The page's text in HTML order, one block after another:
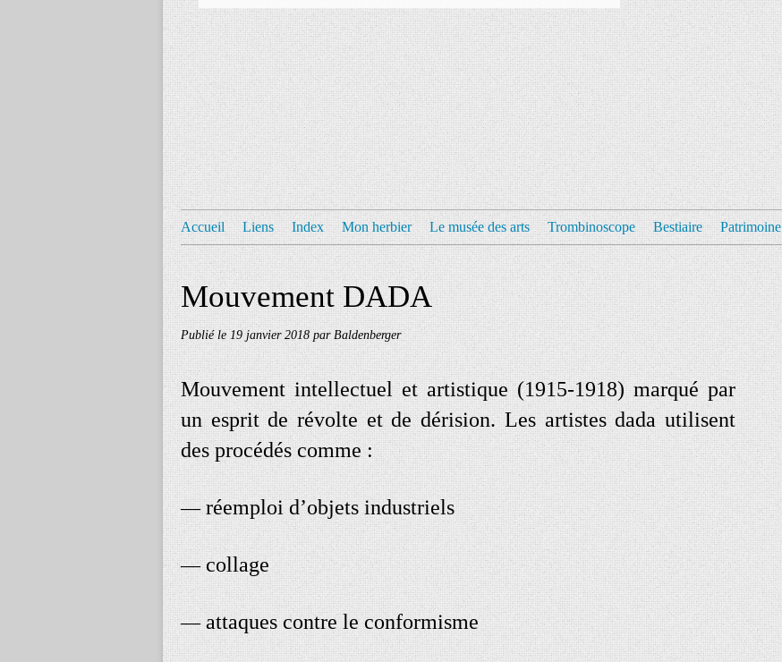
Accueil Liens Index Mon herbier Le musée des arts Trombinoscope Bestiaire Patrimoine
Mouvement DADA
Publié le19 janvier 2018par Baldenberger
Mouvement intellectuel et artistique (1915-1918) marqué par
un esprit de révolte et de dérision. Les artistes dada utilisent
des procédés comme :
—réemploi d’objets industriels
—collage
—attaques contre le conformisme